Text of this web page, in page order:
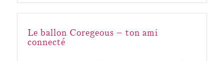
Le ballon Coregeous – ton ami
connecté